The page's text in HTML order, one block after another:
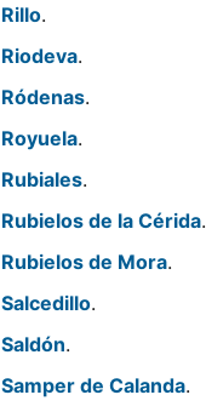
Rillo.
Riodeva.
Ródenas.
Royuela.
Rubiales.
Rubielos de la Cérida.
Rubielos de Mora.
Salcedillo.
Saldón.
Samper de Calanda.